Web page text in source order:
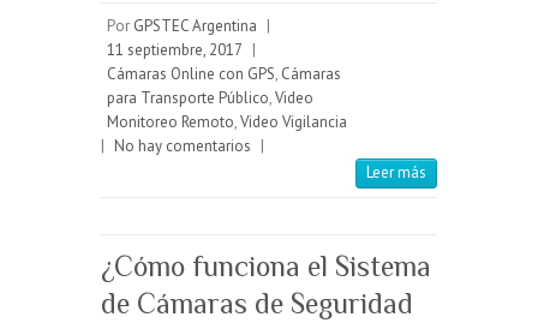
Por GPSTEC Argentina |
11 septiembre, 2017 |
Cámaras Online con GPS, Cámaras
para Transporte Público,Video
Monitoreo Remoto,Video Vigilancia
| No hay comentarios |
Leer más
¿Cómo funciona el Sistema
de Cámaras de Seguridad